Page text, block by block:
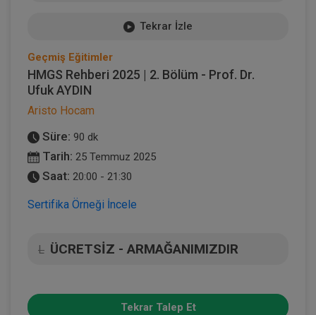
Tekrar İzle
Geçmiş Eğitimler
HMGS Rehberi 2025 | 2. Bölüm - Prof. Dr.
Ufuk AYDIN
Aristo Hocam
Süre: 90 dk
Tarih: 25 Temmuz 2025
Saat: 20:00 - 21:30
Sertifika Örneği İncele
L ÜCRETSİZ - ARMAĞANIMIZDIR
Tekrar Talep Et